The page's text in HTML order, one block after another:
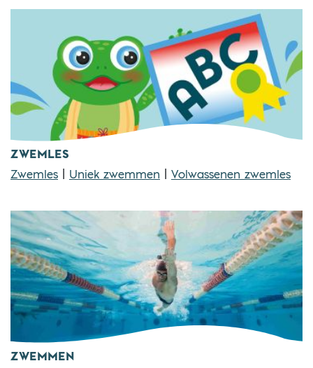
ZWEMLES
Zwemles Uniek zwemmen Volwassenen zwemles
ZWEMMEN